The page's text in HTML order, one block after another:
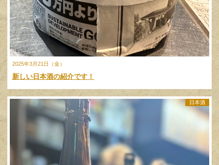
2025年3月21日（金）
新しい日本酒の紹介です！
日本酒